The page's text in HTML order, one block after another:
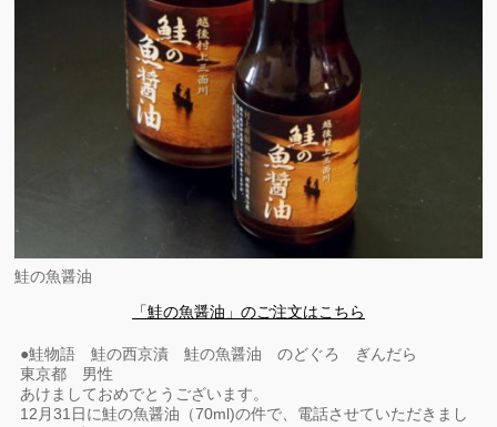
鮭の魚醤油
「鮭の魚醤油」のご注文はこちら
●鮭物語 鮭の西京漬 鮭の魚醤油 のどぐろ ぎんだら
東京都 男性
あけましておめでとうございます。
12月31日に鮭の魚醤油（70ml)の件で、電話させていただきまし